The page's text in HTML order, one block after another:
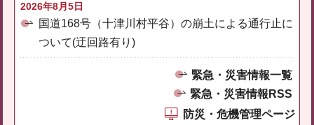
2026年8月5日
国道168号（十津川村平谷）の崩土による通行止に
ついて(迂回路有り)
緊急・災害情報一覧
緊急・災害情報RSS
防災・危機管理ページ